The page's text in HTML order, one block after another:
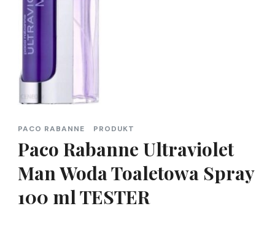
PACO RABANNE PRODUKT
Paco Rabanne Ultraviolet
Man Woda Toaletowa Spray
100 ml TESTER